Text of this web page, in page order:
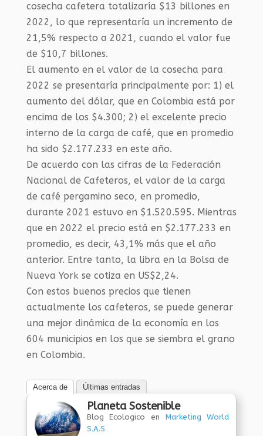
cosecha cafetera totalizaría $13 billones en
2022, lo que representaría un incremento de
21,5% respecto a 2021, cuando el valor fue
de $10,7 billones.
El aumento en el valor de la cosecha para
2022 se presentaría principalmente por: 1) el
aumento del dólar, que en Colombia está por
encima de los $4.300; 2) el excelente precio
interno de la carga de café, que en promedio
ha sido $2.177.233 en este año.
De acuerdo con las cifras de la Federación
Nacional de Cafeteros, el valor de la carga
de café pergamino seco, en promedio,
durante 2021 estuvo en $1.520.595. Mientras
que en 2022 el precio está en $2.177.233 en
promedio, es decir, 43,1% más que el año
anterior. Entre tanto, la libra en la Bolsa de
Nueva York se cotiza en US$2,24.
Con estos buenos precios que tienen
actualmente los cafeteros, se puede generar
una mejor dinámica de la economía en los
604 municipios en los que se siembra el grano
en Colombia.
Acerca de Últimas entradas
Planeta Sostenible
Blog Ecologico en Marketing World
S.A.S